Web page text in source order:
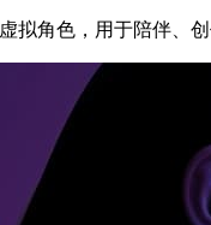
拟角色，用于陪伴、